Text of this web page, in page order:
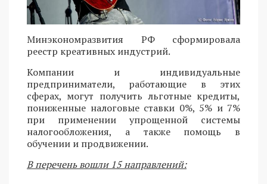
Минэкономразвития РФ сформировала
реестр креативных индустрий.
Компании и индивидуальные
предприниматели, работающие в этих
сферах, могут получить льготные кредиты,
пониженные налоговые ставки 0%, 5% и 7%
при применении упрощенной системы
налогообложения, а также помощь в
обучении и продвижении.
В перечень вошли 15 направлений: